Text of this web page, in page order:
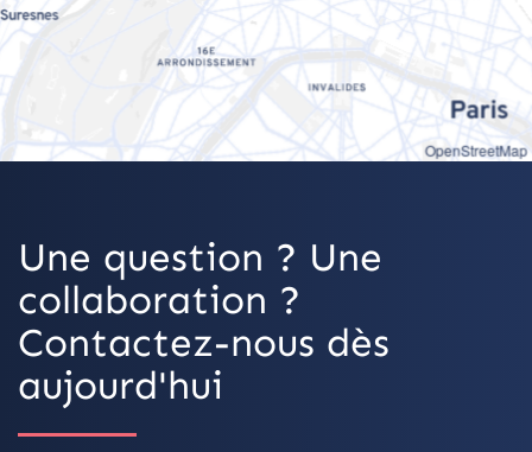
OpenStreetMap
Une question ? Une
collaboration ?
Contactez-nous dès
aujourd'hui